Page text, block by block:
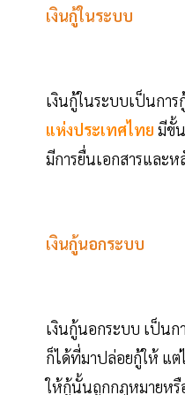
เงินกู้ในระบบ
เงินกู้ในระบบเป็นกา
แห่งประเทศไทย มีขั้
มีการยื่นเอกสารและ
เงินกู้นอกระบบ
เงินกู้นอกระบบ เป็นก
ก็ได้ที่มาปล่อยกู้ให้ แต่
ให้กู้นั้นถูกกฎหมายหรื